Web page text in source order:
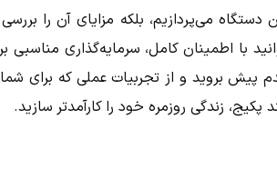
می‌پردازیم، بلکه مزایای آن را
با اطمینان کامل، سرمایه‌گذاری
بروید و از تجربیات عملی که برای شما
زندگی روزمره خود را کارآمدتر سازید.